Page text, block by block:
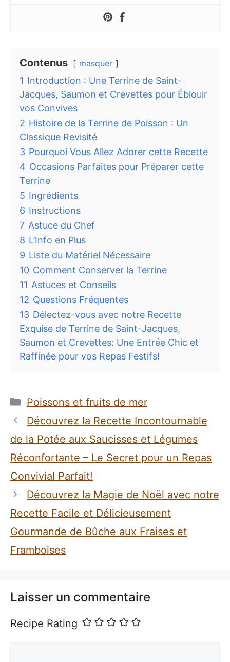
Contenus masquer
1 Introduction : Une Terrine de Saint-
Jacques, Saumon et Crevettes pour Éblouir
vos Convives
2 Histoire de la Terrine de Poisson : Un
Classique Revisité
3 Pourquoi Vous Allez Adorer cette Recette
4 Occasions Parfaites pour Préparer cette
Terrine
5 Ingrédients
6 Instructions
7 Astuce du Chef
8 L’Info en Plus
9 Liste du Matériel Nécessaire
10 Comment Conserver la Terrine
11 Astuces et Conseils
12 Questions Fréquentes
13 Délectez-vous avec notre Recette
Exquise de Terrine de Saint-Jacques,
Saumon et Crevettes: Une Entrée Chic et
Raffinée pour vos Repas Festifs!
Catégories
Poissons et fruits de mer
Découvrez la Recette Incontournable
de la Potée aux Saucisses et Légumes
Réconfortante – Le Secret pour un Repas
Convivial Parfait!
Découvrez la Magie de Noël avec notre
Recette Facile et Délicieusement
Gourmande de Bûche aux Fraises et
Framboises
Laisser un commentaire
Recipe Rating